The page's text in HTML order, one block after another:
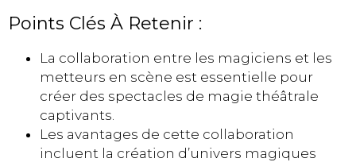
Points Clés À Retenir :
La collaboration entre les magiciens et les
metteurs en scène est essentielle pour
créer des spectacles de magie théâtrale
captivants.
Les avantages de cette collaboration
incluent la création d’univers magiques